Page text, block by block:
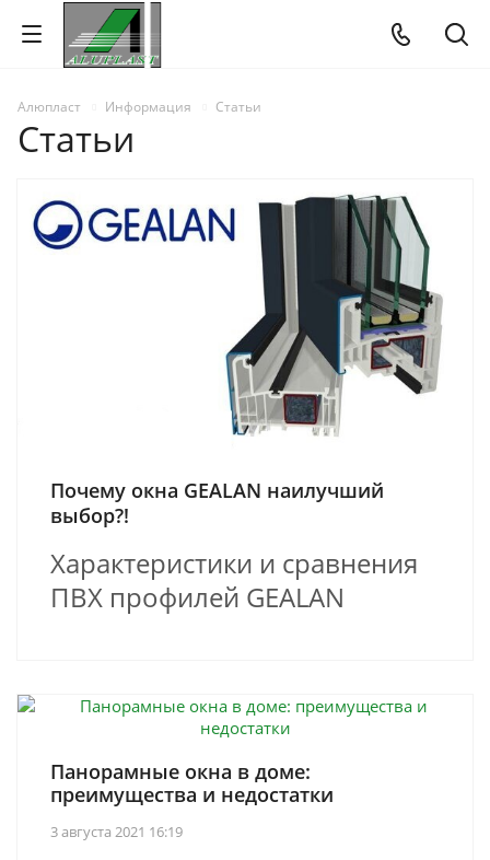
Алюпласт Информация Статьи
Статьи
Почему окна GEALAN наилучший
выбор?!
Характеристики и сравнения
ПВХ профилей GEALAN
Панорамные окна в доме:
преимущества и недостатки
3 августа 2021 16:19